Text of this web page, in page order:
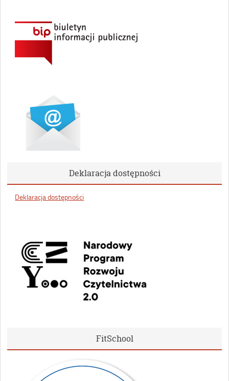
Deklaracja dostępności
Deklaracja dostępności
FitSchool